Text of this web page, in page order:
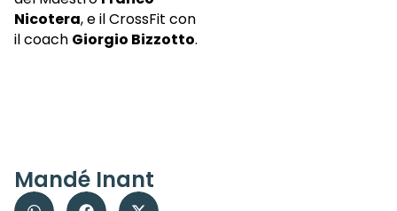
Nicotera, e il CrossFit con
il coach Giorgio Bizzotto.
Mandé Inant